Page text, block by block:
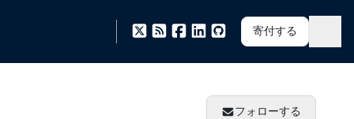
寄付する
フォローする